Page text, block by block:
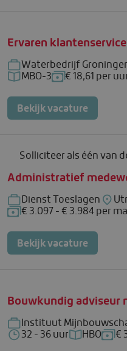
Ervaren
Bedrijf: Waterbedrijf
Waterbedrijf
Functieniveau: MBO-3
MBO-3Salaris: € 18,61
€ 18,61 per
Bekijk vacature
Solliciteer als één van
Administratief
Bedrijf: Dienst Toeslagen
Dienst Toeslagen
Salaris: € 3.097 - €
€ 3.097 - € 3.984 per
Bekijk vacature
Bouwkundig adviseur
Bedrijf: Instituut
Instituut
Uren per week: 32 - 36
32 - 36 uur HBO €